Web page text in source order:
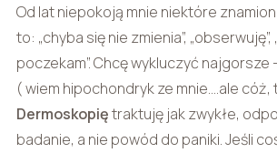
Od lat niepokoją mnie niektóre
to: „chyba się nie zmienia”,
poczekam”. Chcę wykluczyć najgorsze
( wiem hipochondryk ze mnie....ale cóż,
Dermoskopiętraktuję jak zwykłe,
badanie, a nie powód do paniki. Jeśli